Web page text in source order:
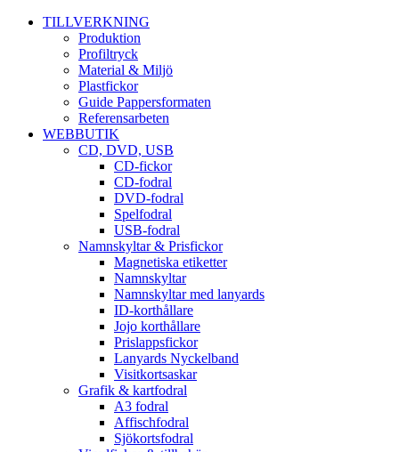
TILLVERKNING
Produktion
Profiltryck
Material & Miljö
Plastfickor
Guide Pappersformaten
Referensarbeten
WEBBUTIK
CD, DVD, USB
CD-fickor
CD-fodral
DVD-fodral
Spelfodral
USB-fodral
Namnskyltar & Prisfickor
Magnetiska etiketter
Namnskyltar
Namnskyltar med lanyards
ID-korthållare
Jojo korthållare
Prislappsfickor
Lanyards Nyckelband
Visitkortsaskar
Grafik & kartfodral
A3 fodral
Affischfodral
Sjökortsfodral